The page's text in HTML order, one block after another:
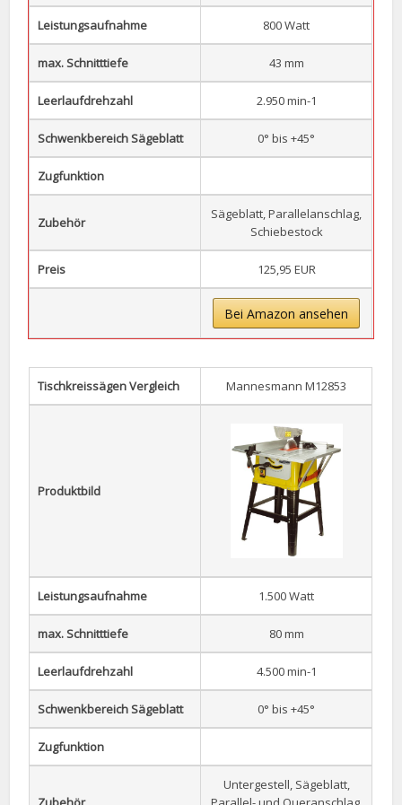
Leistungsaufnahme 800 Watt
max. Schnitttiefe 43 mm
Leerlaufdrehzahl 2.950 min-1
Schwenkbereich Sägeblatt 0° bis +45°
Zugfunktion
Zubehör
Sägeblatt, Parallelanschlag,
Schiebestock
Preis 125,95 EUR
Bei Amazon ansehen
Tischkreissägen Vergleich Mannesmann M12853
Produktbild
Leistungsaufnahme 1.500 Watt
max. Schnitttiefe 80 mm
Leerlaufdrehzahl 4.500 min-1
Schwenkbereich Sägeblatt 0° bis +45°
Zugfunktion
Untergestell, Sägeblatt,